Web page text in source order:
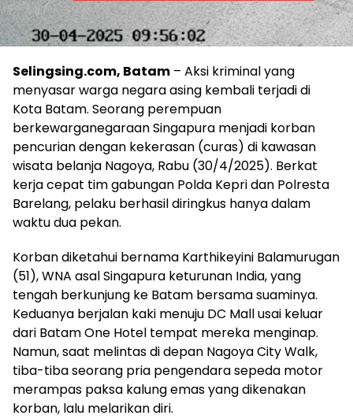
Selingsing.com, Batam – Aksi kriminal yang
menyasar warga negara asing kembali terjadi di
Kota Batam. Seorang perempuan
berkewarganegaraan Singapura menjadi korban
pencurian dengan kekerasan (curas) di kawasan
wisata belanja Nagoya, Rabu (30/4/2025). Berkat
kerja cepat tim gabungan Polda Kepri dan Polresta
Barelang, pelaku berhasil diringkus hanya dalam
waktu dua pekan.
Korban diketahui bernama Karthikeyini Balamurugan
(51), WNA asal Singapura keturunan India, yang
tengah berkunjung ke Batam bersama suaminya.
Keduanya berjalan kaki menuju DC Mall usai keluar
dari Batam One Hotel tempat mereka menginap.
Namun, saat melintas di depan Nagoya City Walk,
tiba-tiba seorang pria pengendara sepeda motor
merampas paksa kalung emas yang dikenakan
korban, lalu melarikan diri.